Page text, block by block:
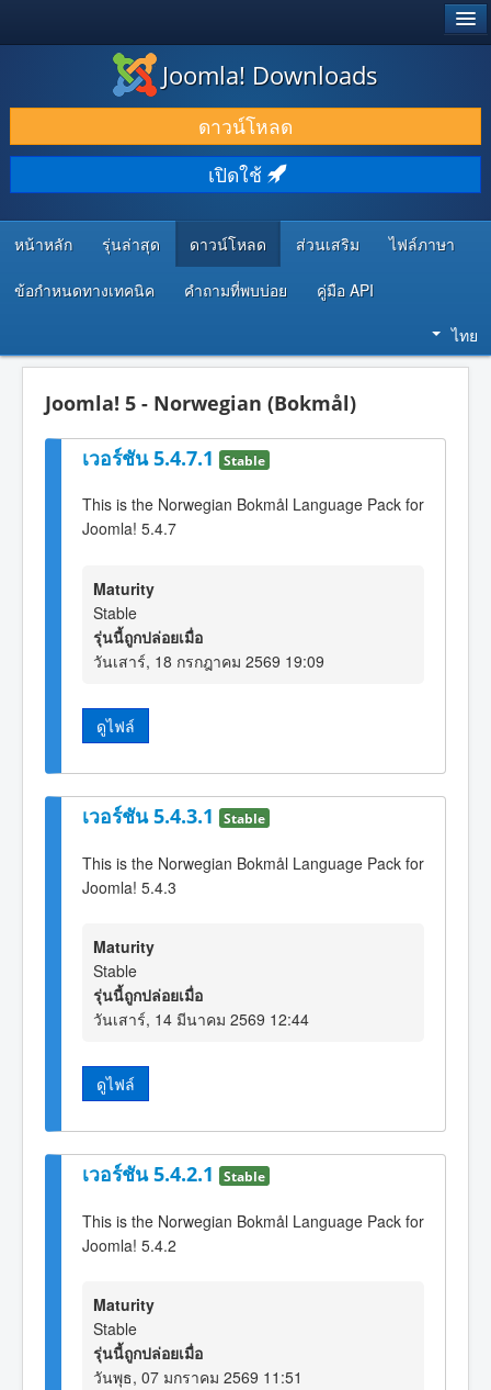
ดาวน์โหลด & ส่วนเสริม
ค้นคว้า & เรียนรู้
ชุมชน & สนับสนุน
ทรัพยากรสำหรับนักพัฒนา
Joomla! Downloads
ดาวน์โหลด
เปิดใช้
หน้าหลัก รุ่นล่าสุด ดาวน์โหลด ส่วนเสริม ไฟล์ภาษา
ข้อกำหนดทางเทคนิค คำถามที่พบบ่อย คู่มือ API
ไทย
Joomla! 5 - Norwegian (Bokmål)
เวอร์ชัน 5.4.7.1 Stable
This is the Norwegian Bokmål Language Pack for
Joomla! 5.4.7
Maturity
Stable
รุ่นนี้ถูกปล่อยเมื่อ
วันเสาร์, 18 กรกฎาคม 2569 19:09
ดูไฟล์
เวอร์ชัน 5.4.3.1 Stable
This is the Norwegian Bokmål Language Pack for
Joomla! 5.4.3
Maturity
Stable
รุ่นนี้ถูกปล่อยเมื่อ
วันเสาร์, 14 มีนาคม 2569 12:44
ดูไฟล์
เวอร์ชัน 5.4.2.1 Stable
This is the Norwegian Bokmål Language Pack for
Joomla! 5.4.2
Maturity
Stable
รุ่นนี้ถูกปล่อยเมื่อ
วันพุธ, 07 มกราคม 2569 11:51